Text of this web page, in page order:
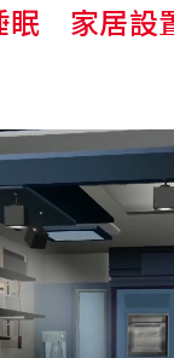
眠 家居